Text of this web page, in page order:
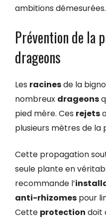
ambitions démesurées.
Prévention de la
drageons
Les racinesde la
nombreux drageons
pied mère. Ces rejets
plusieurs mètres de la
Cette propagation
seule plante en
recommande l’
anti-rhizomes pour
Cette protection doit